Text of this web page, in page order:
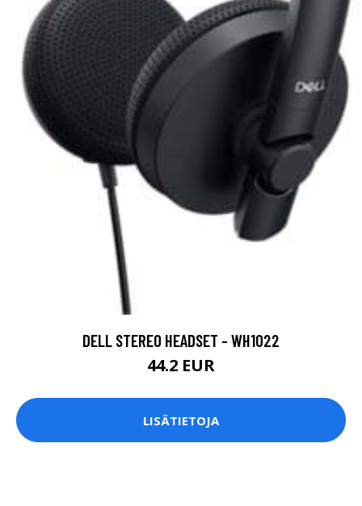
DELL STEREO HEADSET - WH1022
44.2 EUR
LISÄTIETOJA